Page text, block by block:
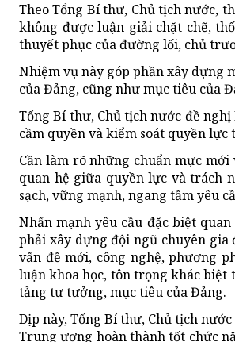
Theo Tổng Bí thư, Chủ tịch nước,
không được luận giải chặt chẽ,
thuyết phục của đường lối, chủ
Nhiệm vụ này góp phần xây dựng
của Đảng, cũng như mục tiêu của
Tổng Bí thư, Chủ tịch nước đề
cầm quyền và kiểm soát quyền
Cần làm rõ những chuẩn mực
quan hệ giữa quyền lực và trách
sạch, vững mạnh, ngang tầm yêu
Nhấn mạnh yêu cầu đặc biệt
phải xây dựng đội ngũ chuyên
vấn đề mới, công nghệ, phương
luận khoa học, tôn trọng khác biệt
tảng tư tưởng, mục tiêu của Đảng.
Dịp này, Tổng Bí thư, Chủ tịch
Trung ương hoàn thành tốt chức